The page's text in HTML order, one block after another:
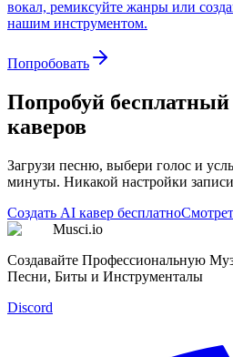
вокал, ремиксуйте жанры или
нашим инструментом.
Попробовать
Попробуй бесплатный
каверов
Загрузи песню, выбери голос и
минуты. Никакой настройки
Создать AI кавер бесплатно
Musci.io
Создавайте Профессиональную
Песни, Биты и Инструменталы
Discord